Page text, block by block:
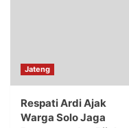
Jateng
Respati Ardi Ajak
Warga Solo Jaga